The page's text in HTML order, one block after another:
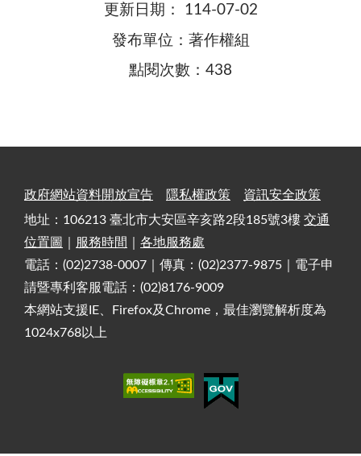
更新日期： 114-07-02
發布單位：著作權組
點閱次數：438
政府網站資料開放宣告 隱私權政策
資訊安全政策
地址：106213 臺北市大安區辛亥路2段185號3樓 交通
位置圖
服務時間
各地服務處
電話：(02)2738-0007｜傳真：(02)2377-9875｜電子申
請暨專利客服電話：(02)8176-9009
本網站支援IE、Firefox及Chrome，最佳瀏覽解析度為
1024x768以上